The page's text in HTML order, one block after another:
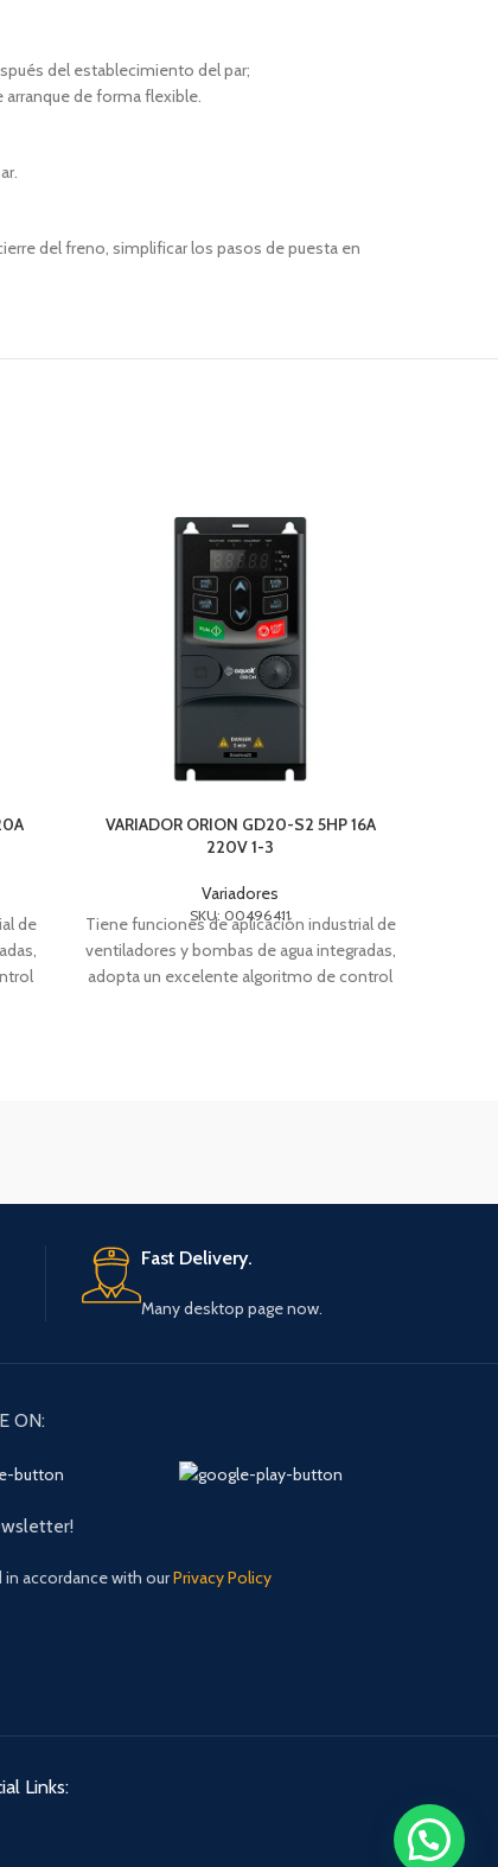
del establecimiento del par;
de forma flexible.
del freno, simplificar los pasos de puesta en
de
VARIADOR ORION GD20-S2 5HP 16A
220V 1-3
Variadores
SKU: 00496411
Tiene funciones de aplicación industrial de
ventiladores y bombas de agua integradas,
adopta un excelente algoritmo de control
Fast Delivery.
Many desktop page now.
ON:
in accordance with ourPrivacy Policy
Links: